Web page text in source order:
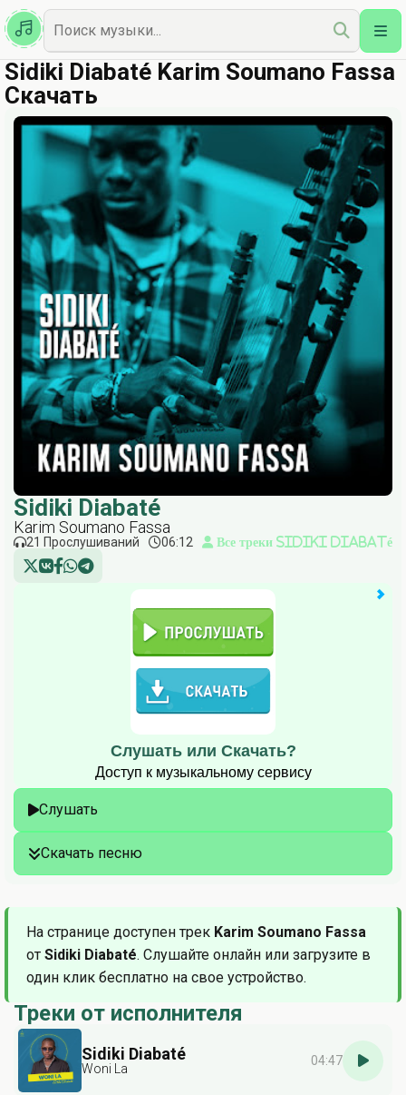
Казахская
Наш Топ
Sidiki Diabaté Karim Soumano Fassa
Скачать
Sidiki Diabaté
Karim Soumano Fassa
21 Прослушиваний 06:12 Все треки Sidiki Diabaté
Слушать или Скачать?
Доступ к музыкальному сервису
Слушать
Скачать песню
На странице доступен трек Karim Soumano Fassa
от Sidiki Diabaté. Слушайте онлайн или загрузите в
один клик бесплатно на свое устройство.
Треки от исполнителя
Sidiki Diabaté
Woni La
04:47